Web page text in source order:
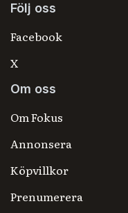
Följ oss
Facebook
X
Om oss
Om Fokus
Annonsera
Köpvillkor
Prenumerera